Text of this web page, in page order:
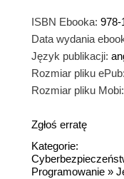
ISBN Ebooka: 978-
Data wydania
Język publikacji:
Rozmiar pliku ePub:
Rozmiar pliku Mobi:
Zgłoś erratę
Kategorie:
Programowanie »